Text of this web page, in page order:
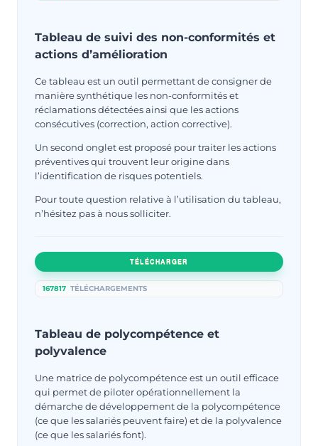
Tableau de suivi des non-conformités et
actions d’amélioration
Ce tableau est un outil permettant de consigner de
manière synthétique les non-conformités et
réclamations détectées ainsi que les actions
consécutives (correction, action corrective).
Un second onglet est proposé pour traiter les actions
préventives qui trouvent leur origine dans
l’identification de risques potentiels.
Pour toute question relative à l’utilisation du tableau,
n’hésitez pas à nous solliciter.
TÉLÉCHARGER
167817 TÉLÉCHARGEMENTS
Tableau de polycompétence et
polyvalence
Une matrice de polycompétence est un outil efficace
qui permet de piloter opérationnellement la
démarche de développement de la polycompétence
(ce que les salariés peuvent faire) et de la polyvalence
(ce que les salariés font).